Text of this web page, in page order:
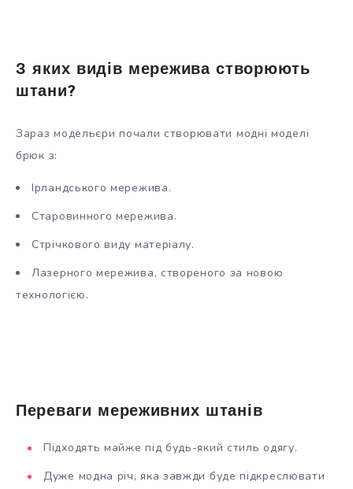
З яких видів мережива створюють
штани?
Зараз модельєри почали створювати модні моделі
брюк з:
Ірландського мережива.
Старовинного мережива.
Стрічкового виду матеріалу.
Лазерного мережива, створеного за новою
технологією.
Переваги мереживних штанів
Підходять майже під будь-який стиль одягу.
Дуже модна річ, яка завжди буде підкреслювати